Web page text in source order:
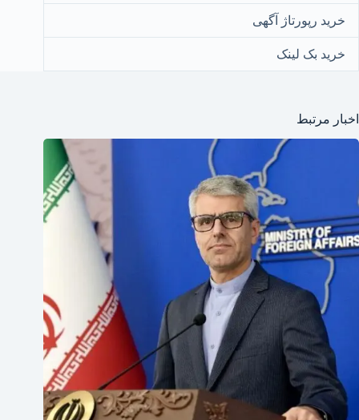
خرید رپورتاژ آگهی
خرید بک لینک
اخبار مرتبط